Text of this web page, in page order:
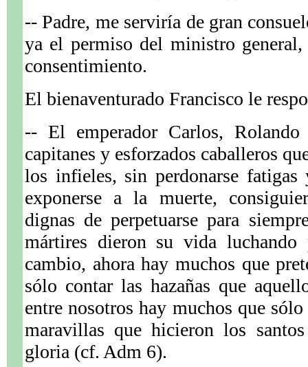
-- Padre, me serviría de gran
ya el permiso del ministro
consentimiento.
El bienaventurado Francisco le
-- El emperador Carlos,
capitanes y esforzados caballeros
los infieles, sin perdonarse fatigas
exponerse a la muerte,
dignas de perpetuarse para
mártires dieron su vida
cambio, ahora hay muchos que
sólo contar las hazañas que
entre nosotros hay muchos que
maravillas que hicieron los
gloria (cf. Adm 6).